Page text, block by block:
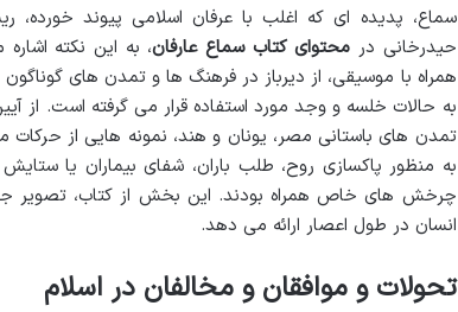
سماع، پدیده ای که اغلب با عرفان اسلامی پیوند
حیدرخانی در محتوای کتاب سماع عارفان، به این نکته
همراه با موسیقی، از دیرباز در فرهنگ ها و تمدن های گوناگون
به حالات خلسه و وجد مورد استفاده قرار می گرفته است. از
تمدن های باستانی مصر، یونان و هند، نمونه هایی از حرکات
به منظور پاکسازی روح، طلب باران، شفای بیماران یا
چرخش های خاص همراه بودند. این بخش از کتاب، تصویر
انسان در طول اعصار ارائه می دهد.
تحولات و موافقان و مخالفان در اسلام